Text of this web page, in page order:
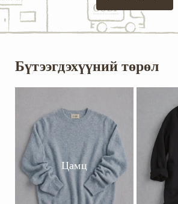
Бүтээгдэхүүний төрөл
Цамц